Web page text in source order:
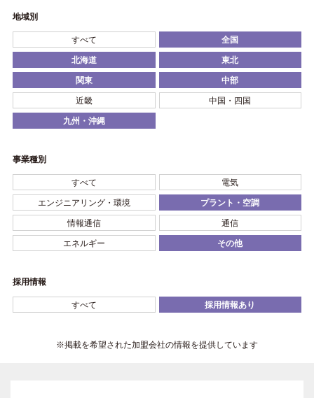
地域別
すべて 全国
北海道 東北
関東 中部
近畿 中国・四国
九州・沖縄
事業種別
すべて 電気
エンジニアリング・環境 プラント・空調
情報通信 通信
エネルギー その他
採用情報
すべて 採用情報あり
※掲載を希望された加盟会社の情報を提供しています